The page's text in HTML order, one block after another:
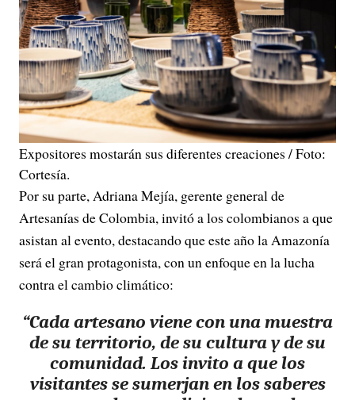
Expositores mostarán sus diferentes creaciones / Foto:
Cortesía.
Por su parte, Adriana Mejía, gerente general de
Artesanías de Colombia, invitó a los colombianos a que
asistan al evento, destacando que este año la Amazonía
será el gran protagonista, con un enfoque en la lucha
contra el cambio climático:
“Cada artesano viene con una muestra
de su territorio, de su cultura y de su
comunidad. Los invito a que los
visitantes se sumerjan en lossaberes